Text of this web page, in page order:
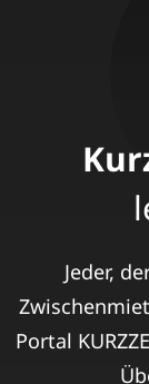
Jeder,
Portal